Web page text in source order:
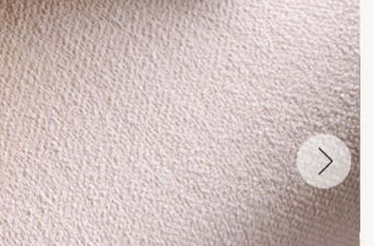
עבור
לתמונה
הקודמת